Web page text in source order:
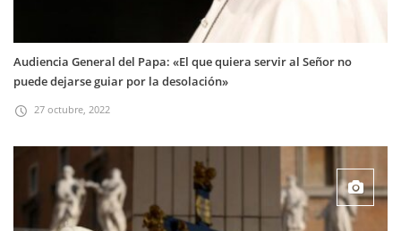
Audiencia General del Papa: «El que quiera servir al Señor no
puede dejarse guiar por la desolación»
27 octubre, 2022